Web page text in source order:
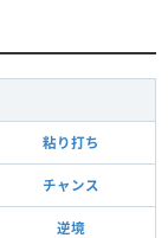
粘り打ち
チャンス
逆境